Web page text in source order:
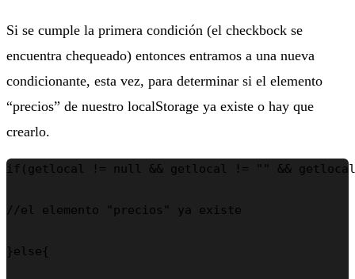
Si se cumple la primera condición (el checkbock se
encuentra chequeado) entonces entramos a una nueva
condicionante, esta vez, para determinar si el elemento
“precios” de nuestro localStorage ya existe o hay que
crearlo.
if(getlocal != null && getlocal != "" &&
//el elemento "precios" ya existe
}else{